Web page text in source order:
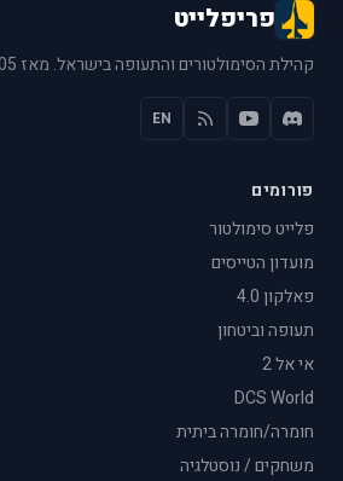
פריפלייט
קהילת הסימולטורים והתעופה בישראל. מאז 2005.
EN
פורומים
פלייט סימולטור
מועדון הטייסים
פאלקון 4.0
תעופה וביטחון
אי אל 2
DCS World
חומרה/חומרה ביתית
משחקים / נוסטלגיה